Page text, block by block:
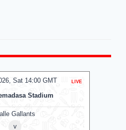
Sat 14:00 GMT LIVE
Stadium
Gallants
v